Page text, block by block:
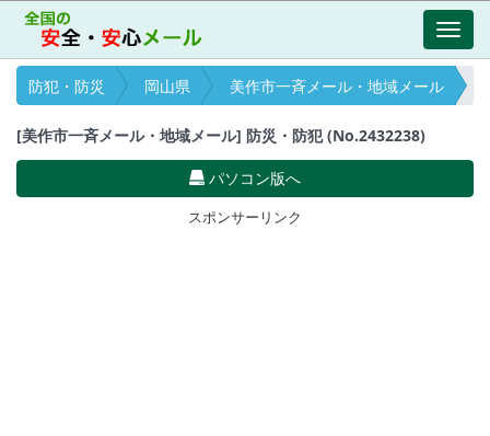
防犯・防災
岡山県 美作市一斉メール・地域メール
[美作市一斉メール・地域メール] 防災・防犯 (No.2432238)
パソコン版へ
スポンサーリンク